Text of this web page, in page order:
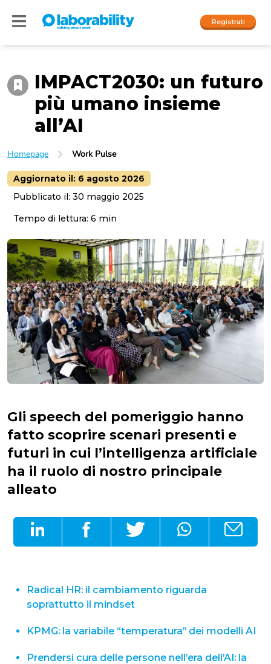
Registrati
I nostri social
Accedi
People
Company
IMPACT2030: un futuro
più umano insieme
all’AI
Homepage Work Pulse
Aggiornato il: 6 agosto 2026
Pubblicato il: 30 maggio 2025
Tempo di lettura: 6 min
Gli speech del pomeriggio hanno
fatto scoprire scenari presenti e
futuri in cui l’intelligenza artificiale
ha il ruolo di nostro principale
alleato
Radical HR: il cambiamento riguarda
soprattutto il mindset
KPMG: la variabile “temperatura” dei modelli AI
Prendersi cura delle persone nell’era dell’AI: la